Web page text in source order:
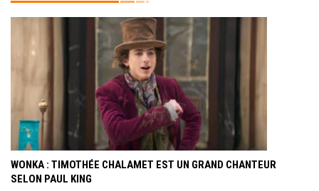
WONKA : TIMOTHÉE CHALAMET EST UN GRAND CHANTEUR
SELON PAUL KING